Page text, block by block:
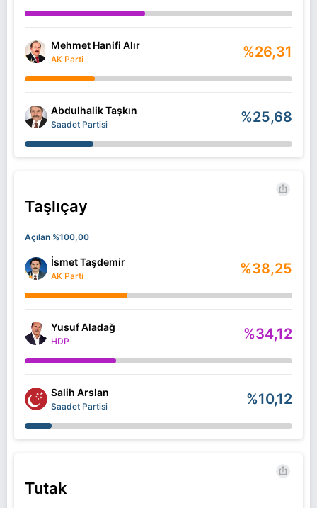
Mehmet Hanifi Alır
AK Parti %26,31
Abdulhalik Taşkın
Saadet Partisi %25,68
Taşlıçay
Açılan %100,00
İsmet Taşdemir
AK Parti %38,25
Yusuf Aladağ
HDP %34,12
Salih Arslan
Saadet Partisi %10,12
Tutak